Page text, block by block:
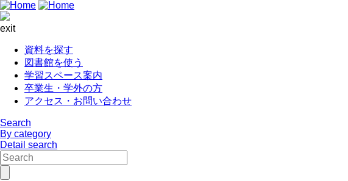
exit
資料を探す
図書館を使う
学習スペース案内
卒業生・学外の方
アクセス・お問い合わせ
Search
By category
Detail search